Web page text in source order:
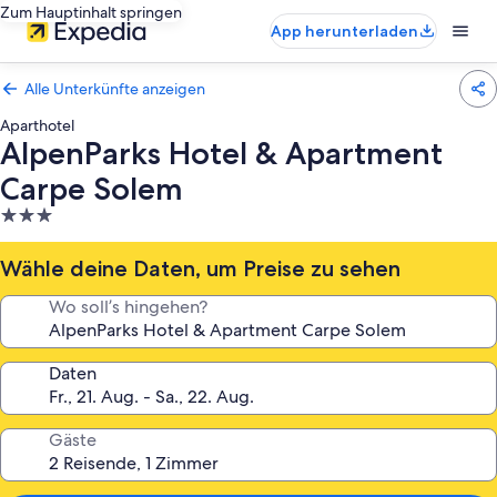
Zum Hauptinhalt springen
App herunterladen
Alle Unterkünfte anzeigen
Aparthotel
AlpenParks Hotel & Apartment
Carpe Solem
3.0-
Sterne-
Unterkunft
Wähle deine Daten, um Preise zu sehen
Wo soll’s hingehen?
Daten
Gäste